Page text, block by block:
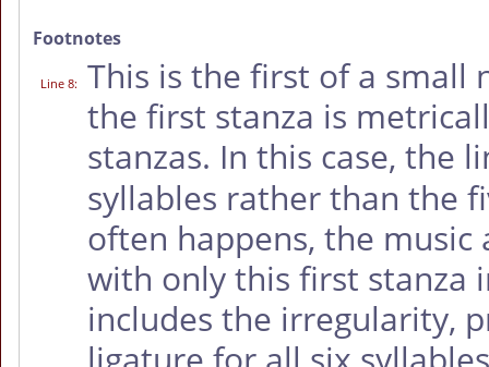
Footnotes
Line 8:
This is the first of a small
the first stanza is
stanzas. In this case, the
syllables rather than the
often happens, the music
with only this first stanza
includes the irregularity,